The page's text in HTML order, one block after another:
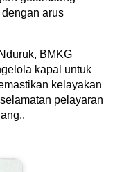
arus
BMKG
kapal untuk
kelayakan
pelayaran